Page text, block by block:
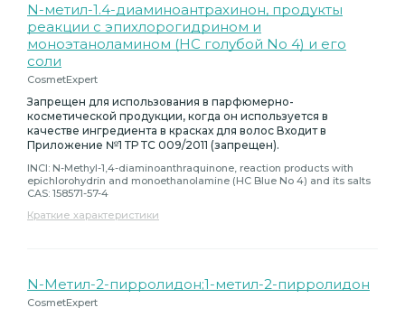
N-метил-1.4-диаминоантрахинон, продукты
реакции с эпихлорогидрином и
моноэтаноламином (HC голубой No 4) и его
соли
CosmetExpert
Запрещен для использования в парфюмерно-
косметической продукции, когда он используется в
качестве ингредиента в красках для волос Входит в
Приложение №1 ТР ТС 009/2011 (запрещен).
INCI: N-Methyl-1,4-diaminoanthraquinone, reaction products with
epichlorohydrin and monoethanolamine (HC Blue No 4) and its salts
CAS: 158571-57-4
Краткие характеристики
N-Метил-2-пирролидон;1-метил-2-пирролидон
CosmetExpert